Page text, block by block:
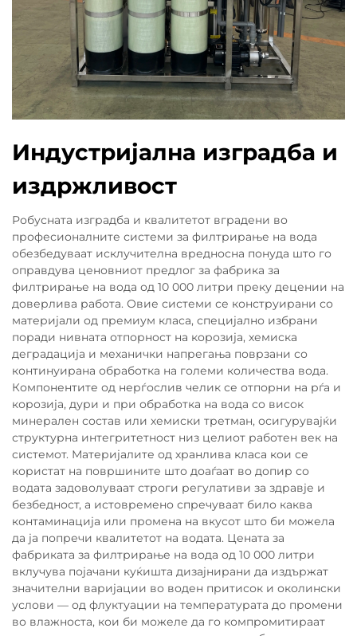
Индустријална изградба и
издржливост
Робусната изградба и квалитетот вградени во
професионалните системи за филтрирање на вода
обезбедуваат исклучителна вредносна понуда што го
оправдува ценовниот предлог за фабрика за
филтрирање на вода од 10 000 литри преку децении на
доверлива работа. Овие системи се конструирани со
материјали од премиум класа, специјално избрани
поради нивната отпорност на корозија, хемиска
деградација и механички напрегања поврзани со
континуирана обработка на големи количества вода.
Компонентите од нерѓослив челик се отпорни на рѓа и
корозија, дури и при обработка на вода со висок
минерален состав или хемиски третман, осигурувајќи
структурна интегритетност низ целиот работен век на
системот. Материјалите од хранлива класа кои се
користат на површините што доаѓаат во допир со
водата задоволуваат строги регулативи за здравје и
безбедност, а истовремено спречуваат било каква
контаминација или промена на вкусот што би можела
да ја попречи квалитетот на водата. Цената за
фабриката за филтрирање на вода од 10 000 литри
вклучува појачани куќишта дизајнирани да издържат
значителни варијации во воден притисок и околински
услови — од флуктуации на температурата до промени
во влажноста, кои би можеле да го компромитираат